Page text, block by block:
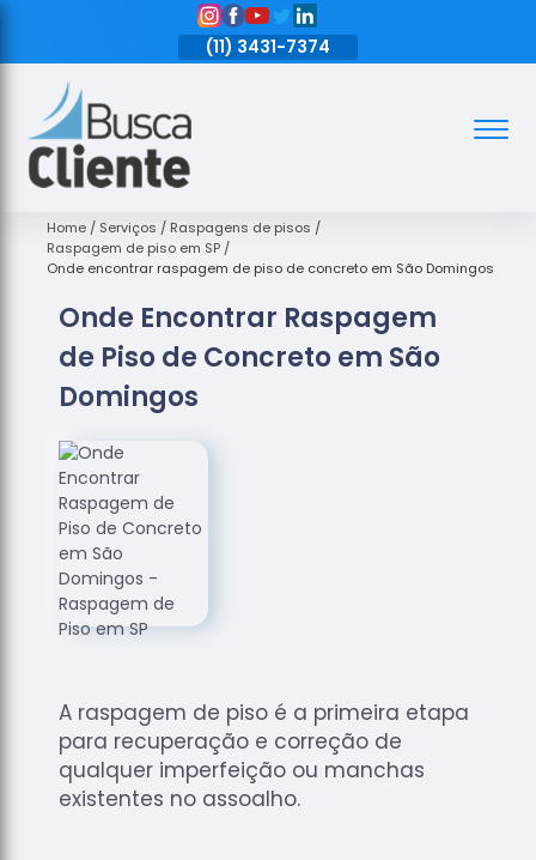
(11) 3431-7374
Assoalhos
de Madeira
Decks de
Empresas
de
Assoalhos
de Madeira
Loja de
Assoalhos
Raspagem
de
Assoalhos
Raspagem
de Tacos
de Tacos
de
Madeiras
Raspagens
Home Serviços
Raspagens de pisos
Raspagem de piso em SP
Onde encontrar raspagem de piso de concreto em São Domingos
Onde Encontrar Raspagem
de Piso de Concreto em São
Domingos
A raspagem de piso é a primeira etapa
para recuperação e correção de
qualquer imperfeição ou manchas
existentes no assoalho.